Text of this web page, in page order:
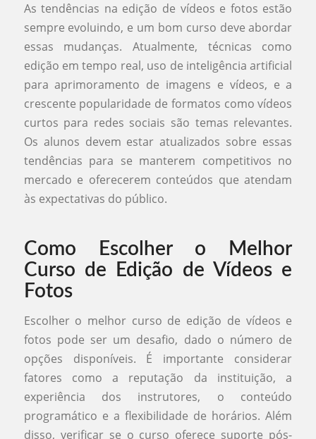
As tendências na edição de vídeos e fotos estão
sempre evoluindo, e um bom curso deve abordar
essas mudanças. Atualmente, técnicas como
edição em tempo real, uso de inteligência artificial
para aprimoramento de imagens e vídeos, e a
crescente popularidade de formatos como vídeos
curtos para redes sociais são temas relevantes.
Os alunos devem estar atualizados sobre essas
tendências para se manterem competitivos no
mercado e oferecerem conteúdos que atendam
às expectativas do público.
Como Escolher o Melhor
Curso de Edição de Vídeos e
Fotos
Escolher o melhor curso de edição de vídeos e
fotos pode ser um desafio, dado o número de
opções disponíveis. É importante considerar
fatores como a reputação da instituição, a
experiência dos instrutores, o conteúdo
programático e a flexibilidade de horários. Além
disso, verificar se o curso oferece suporte pós-